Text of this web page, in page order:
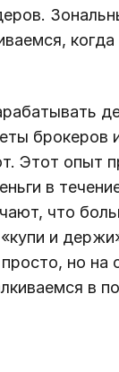
брокеров
Этот опыт
в
что
и
но на
в